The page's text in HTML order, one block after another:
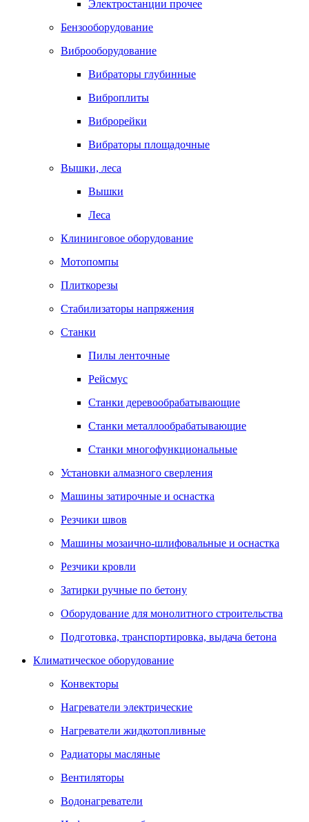
Электростанции прочее
Бензооборудование
Виброоборудование
Вибраторы глубинные
Виброплиты
Виброрейки
Вибраторы площадочные
Вышки, леса
Вышки
Леса
Клининговое оборудование
Мотопомпы
Плиткорезы
Стабилизаторы напряжения
Станки
Пилы ленточные
Рейсмус
Станки деревообрабатывающие
Станки металлообрабатывающие
Станки многофункциональные
Установки алмазного сверления
Машины затирочные и оснастка
Резчики швов
Машины мозаично-шлифовальные и оснастка
Резчики кровли
Затирки ручные по бетону
Оборудование для монолитного строительства
Подготовка, транспортировка, выдача бетона
Климатическое оборудование
Конвекторы
Нагреватели электрические
Нагреватели жидкотопливные
Радиаторы масляные
Вентиляторы
Водонагреватели